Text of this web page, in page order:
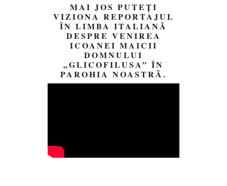
MAI JOS PUTEȚI
VIZIONA REPORTAJUL
ÎN LIMBA ITALIANĂ
DESPRE VENIREA
ICOANEI MAICII
DOMNULUI
„GLICOFILUSA” ÎN
PAROHIA NOASTRĂ.